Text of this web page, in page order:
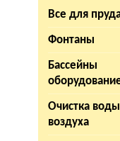
Все для
Фонтаны
Бассейны
Очистка
воздуха